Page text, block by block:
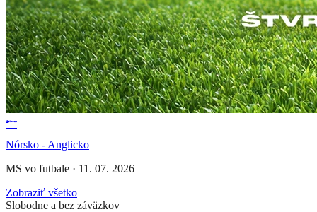
Nórsko - Anglicko
MS vo futbale · 11. 07. 2026
Zobraziť všetko
Slobodne a bez záväzkov